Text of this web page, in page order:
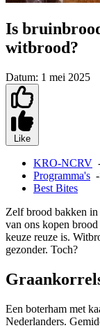
Is
witbrood?
Datum: 1 mei 2025
Like
KRO-NCRV
Programma's
Best Bites
Zelf brood bakken in
van ons kopen
keuze reuze is.
gezonder. Toch?
Een boterham met
Nederlanders.